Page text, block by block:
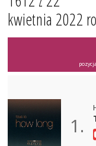
kwietnia 2022
1.